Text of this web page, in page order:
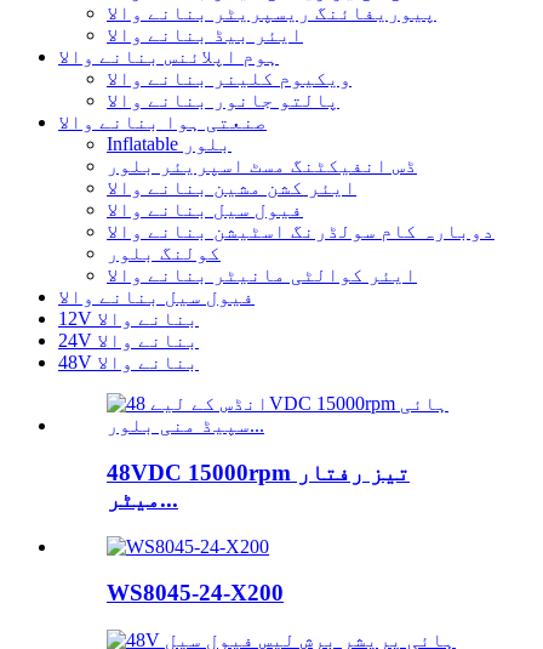
پیوریفائنگ ریسپریٹر بنانے والا
ایئر بیڈ بنانے والا
ہوم اپلائنس بنانے والا
ویکیوم کلینر بنانے والا
پالتو جانور بنانے والا
صنعتی ہوا بنانے والا
Inflatable بلور
ڈس انفیکٹنگ مسٹ اسپریئر بلور
ایئر کشن مشین بنانے والا
فیول سیل بنانے والا
دوبارہ کام سولڈرنگ اسٹیشن بنانے والا
کولنگ بلور
ایئر کوالٹی مانیٹر بنانے والا
فیول سیل بنانے والا
12V بنانے والا
24V بنانے والا
48V بنانے والا
48VDC 15000rpm تیز رفتار
میٹر...
WS8045-24-X200